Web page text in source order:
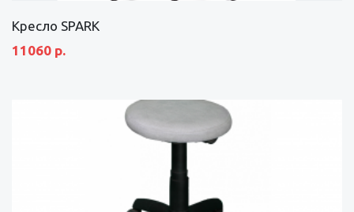
Кресло SPARK
11060 р.